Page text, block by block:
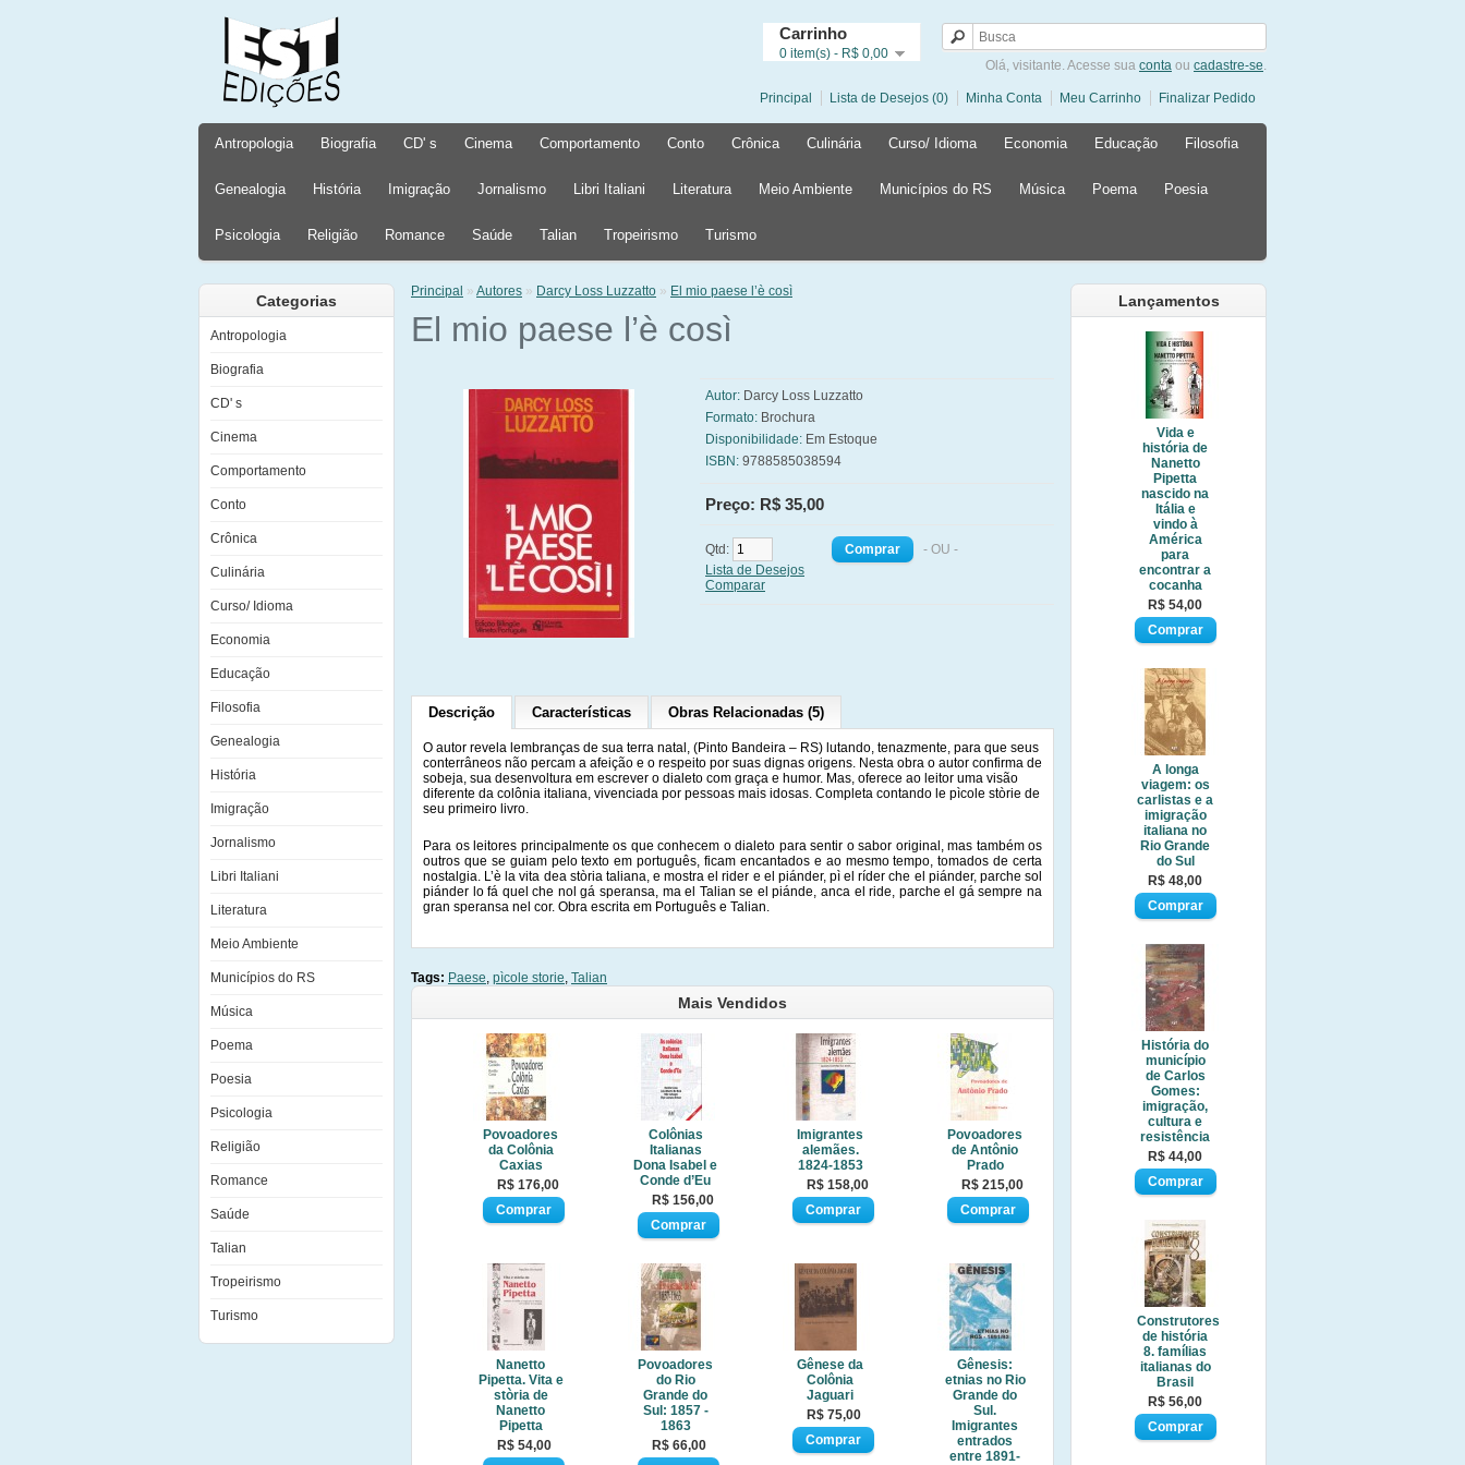
Carrinho
0 item(s) - R$ 0,00
Olá, visitante. Acesse sua conta ou cadastre-se.
Principal Lista de Desejos (0) Minha Conta Meu Carrinho Finalizar Pedido
Antropologia Biografia CD' s Cinema Comportamento Conto Crônica Culinária Curso/ Idioma Economia Educação Filosofia
Genealogia História Imigração Jornalismo Libri Italiani Literatura Meio Ambiente Municípios do RS Música Poema Poesia
Psicologia Religião Romance Saúde Talian Tropeirismo Turismo
Categorias
Antropologia
Biografia
CD' s
Cinema
Comportamento
Conto
Crônica
Culinária
Curso/ Idioma
Economia
Educação
Filosofia
Genealogia
História
Imigração
Jornalismo
Libri Italiani
Literatura
Meio Ambiente
Municípios do RS
Música
Poema
Poesia
Psicologia
Religião
Romance
Saúde
Talian
Tropeirismo
Turismo
Lançamentos
Vida e
história de
Nanetto
Pipetta
nascido na
Itália e
vindo à
América
para
encontrar a
cocanha
R$ 54,00
A longa
viagem: os
carlistas e a
imigração
italiana no
Rio Grande
do Sul
R$ 48,00
História do
município
de Carlos
Gomes:
imigração,
cultura e
resistência
R$ 44,00
Construtores
de história
8. famílias
italianas do
Brasil
R$ 56,00
Principal » Autores » Darcy Loss Luzzatto » El mio paese l’è così
El mio paese l’è così
Autor: Darcy Loss Luzzatto
Formato: Brochura
Disponibilidade: Em Estoque
ISBN: 9788585038594
Preço: R$ 35,00
Qtd:
- OU -
Lista de Desejos
Comparar
Descrição Características Obras Relacionadas (5)
O autor revela lembranças de sua terra natal, (Pinto Bandeira – RS) lutando, tenazmente, para que seus
conterrâneos não percam a afeição e o respeito por suas dignas origens. Nesta obra o autor confirma de
sobeja, sua desenvoltura em escrever o dialeto com graça e humor. Mas, oferece ao leitor uma visão
diferente da colônia italiana, vivenciada por pessoas mais idosas. Completa contando le pìcole stòrie de
seu primeiro livro.
Para os leitores principalmente os que conhecem o dialeto para sentir o sabor original, mas também os
outros que se guiam pelo texto em português, ficam encantados e ao mesmo tempo, tomados de certa
nostalgia. L’è la vita dea stòria taliana, e mostra el rider e el piánder, pì el ríder che el piánder, parche sol
piánder lo fá quel che nol gá speransa, ma el Talian se el piánde, anca el ride, parche el gá sempre na
gran speransa nel cor. Obra escrita em Português e Talian.
Tags: Paese, pìcole storie, Talian
Mais Vendidos
Povoadores
da Colônia
Caxias
R$ 176,00
Colônias
Italianas
Dona Isabel e
Conde d’Eu
R$ 156,00
Imigrantes
alemães.
1824-1853
R$ 158,00
Povoadores
de Antônio
Prado
R$ 215,00
Nanetto
Pipetta. Vita e
stòria de
Nanetto
Pipetta
R$ 54,00
Povoadores
do Rio
Grande do
Sul: 1857 -
1863
R$ 66,00
Gênese da
Colônia
Jaguari
R$ 75,00
Gênesis:
etnias no Rio
Grande do
Sul.
Imigrantes
entrados
entre 1891-